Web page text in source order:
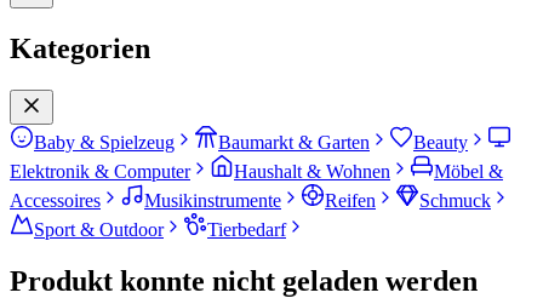
Kategorien
Baby & Spielzeug Baumarkt & Garten
Beauty
Elektronik & Computer
Haushalt & Wohnen
Möbel &
Accessoires
Musikinstrumente Reifen
Schmuck
Sport & Outdoor
Tierbedarf
Produkt konnte nicht geladen werden